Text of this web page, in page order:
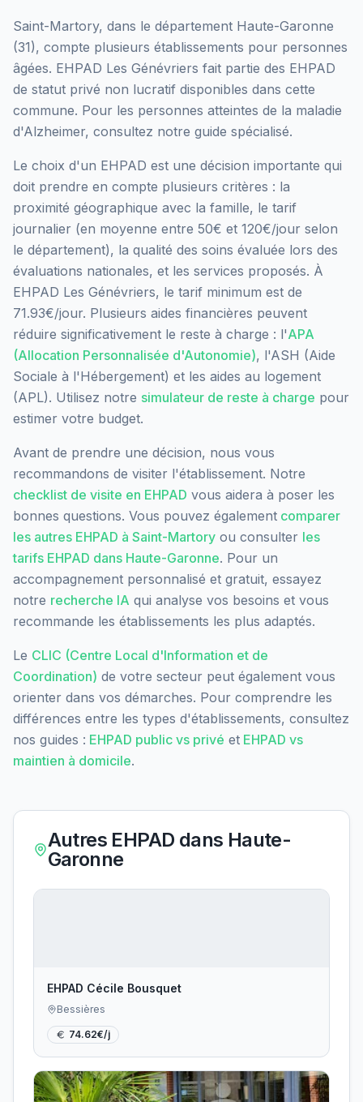
Saint-Martory, dans le département Haute-Garonne
(31), compte plusieurs établissements pour personnes
âgées. EHPAD Les Génévriers fait partie des EHPAD
de statut privé non lucratif disponibles dans cette
commune. Pour les personnes atteintes de la maladie
d'Alzheimer, consultez notre guide spécialisé.
Le choix d'un EHPAD est une décision importante qui
doit prendre en compte plusieurs critères : la
proximité géographique avec la famille, le tarif
journalier (en moyenne entre 50€ et 120€/jour selon
le département), la qualité des soins évaluée lors des
évaluations nationales, et les services proposés. À
EHPAD Les Génévriers, le tarif minimum est de
71.93€/jour. Plusieurs aides financières peuvent
réduire significativement le reste à charge : l'APA
(Allocation Personnalisée d'Autonomie), l'ASH (Aide
Sociale à l'Hébergement) et les aides au logement
(APL). Utilisez notre simulateur de reste à charge pour
estimer votre budget.
Avant de prendre une décision, nous vous
recommandons de visiter l'établissement. Notre
checklist de visite en EHPAD vous aidera à poser les
bonnes questions. Vous pouvez également comparer
les autres EHPAD à Saint-Martory ou consulter les
tarifs EHPAD dans Haute-Garonne. Pour un
accompagnement personnalisé et gratuit, essayez
notre recherche IA qui analyse vos besoins et vous
recommande les établissements les plus adaptés.
Le CLIC (Centre Local d'Information et de
Coordination) de votre secteur peut également vous
orienter dans vos démarches. Pour comprendre les
différences entre les types d'établissements, consultez
nos guides : EHPAD public vs privé et EHPAD vs
maintien à domicile.
Autres EHPAD dans Haute-
Garonne
EHPAD Cécile Bousquet
Bessières
74.62€/j